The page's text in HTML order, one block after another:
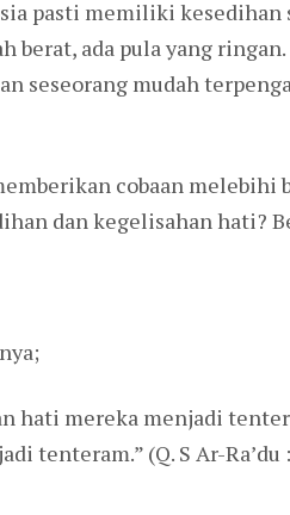
pasti memiliki kesedihan
berat, ada pula yang
seseorang mudah
cobaan melebihi
dan kegelisahan hati?
hati mereka menjadi
tenteram.” (Q. S Ar-Ra’du